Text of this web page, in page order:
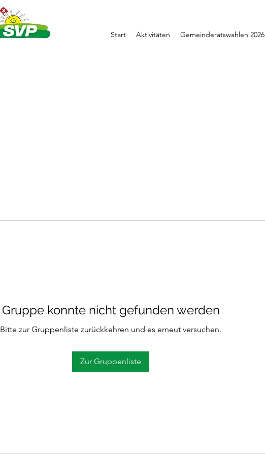
Start Aktivitäten Gemeinderatswahlen 2026
Gruppe konnte nicht gefunden werden
Bitte zur Gruppenliste zurückkehren und es erneut versuchen.
Zur Gruppenliste